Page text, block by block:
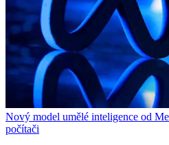
Nový model umělé inteligence od
počítači